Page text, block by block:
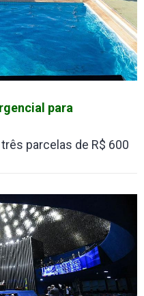
para
parcelas de R$ 600